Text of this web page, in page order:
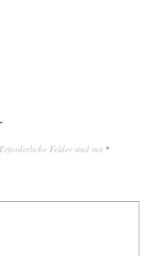
Erforderliche Felder sind mit *